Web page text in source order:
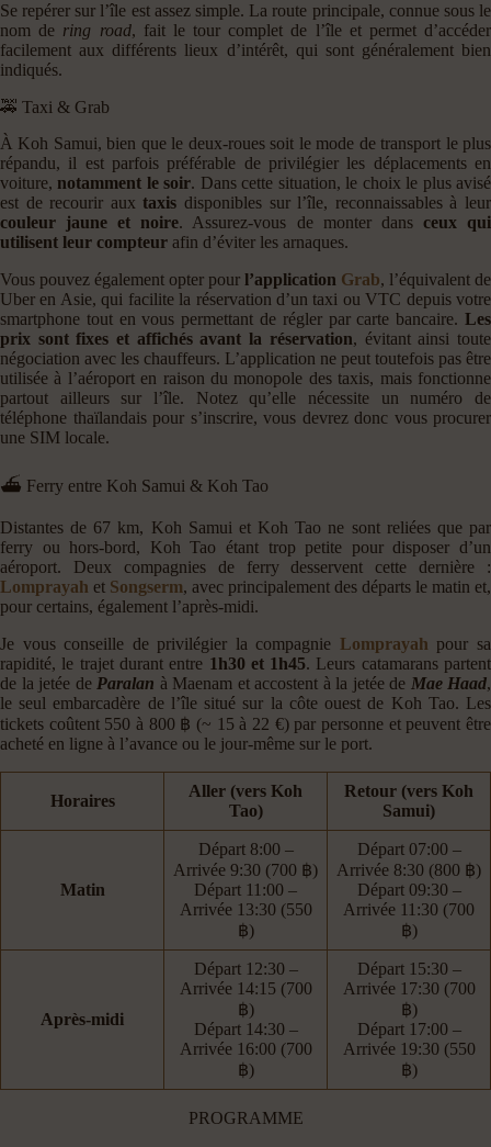
Se repérer sur l’île est assez simple. La route principale, connue sous le
nom de ring road, fait le tour complet de l’île et permet d’accéder
facilement aux différents lieux d’intérêt, qui sont généralement bien
indiqués.
🚕 Taxi & Grab
À Koh Samui, bien que le deux-roues soit le mode de transport le plus
répandu, il est parfois préférable de privilégier les déplacements en
voiture, notamment le soir. Dans cette situation, le choix le plus avisé
est de recourir auxtaxis disponibles sur l’île, reconnaissables à leur
couleur jaune et noire. Assurez-vous de monter dans ceux qui
utilisent leur compteur afin d’éviter les arnaques.
Vous pouvez également opter pour l’application Grab, l’équivalent de
Uber en Asie, qui facilite la réservation d’un taxi ou VTC depuis votre
smartphone tout en vous permettant de régler par carte bancaire. Les
prix sont fixes et affichés avant la réservation, évitant ainsi toute
négociation avec les chauffeurs. L’application ne peut toutefois pas être
utilisée à l’aéroport en raison du monopole des taxis, mais fonctionne
partout ailleurs sur l’île. Notez qu’elle nécessite un numéro de
téléphone thaïlandais pour s’inscrire, vous devrez donc vous procurer
une SIM locale.
⛴️ Ferry entre Koh Samui & Koh Tao
Distantes de 67 km, Koh Samui et Koh Tao ne sont reliées que par
ferry ou hors-bord, Koh Tao étant trop petite pour disposer d’un
aéroport. Deux compagnies de ferry desservent cette dernière :
Lomprayah et Songserm, avec principalement des départs le matin et,
pour certains, également l’après-midi.
Je vous conseille de privilégier la compagnie Lomprayah pour sa
rapidité, le trajet durant entre 1h30 et 1h45. Leurs catamarans partent
de la jetée de Paralan à Maenam et accostent à la jetée de Mae Haad,
le seul embarcadère de l’île situé sur la côte ouest de Koh Tao. Les
tickets coûtent 550 à 800 ฿ (~ 15 à 22 €) par personne et peuvent être
acheté en ligne à l’avance ou le jour-même sur le port.
Horaires
Aller (vers Koh
Tao)
Retour (vers Koh
Samui)
Matin
Départ 8:00 –
Arrivée 9:30 (700 ฿)
Départ 11:00 –
Arrivée 13:30 (550
฿)
Départ 07:00 –
Arrivée 8:30 (800 ฿)
Départ 09:30 –
Arrivée 11:30 (700
฿)
Après-midi
Départ 12:30 –
Arrivée 14:15 (700
฿)
Départ 14:30 –
Arrivée 16:00 (700
฿)
Départ 15:30 –
Arrivée 17:30 (700
฿)
Départ 17:00 –
Arrivée 19:30 (550
฿)
PROGRAMME